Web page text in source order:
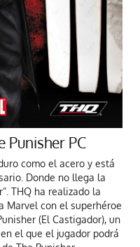
Punisher PC
como el acero y está
Donde no llega la
THQ ha realizado la
Marvel con el superhéroe
(El Castigador), un
el que el jugador podrá